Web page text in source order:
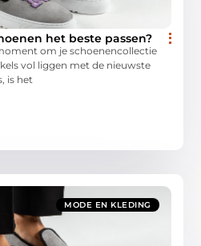
het beste passen?
om je schoenencollectie
vol liggen met de nieuwste
is het
MODE EN KLEDING